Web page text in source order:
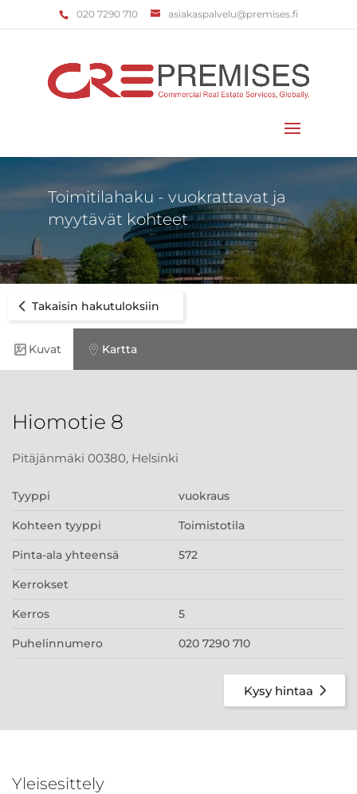
‌020 7290 710 asiakaspalvelu@premises.fi
Toimitilahaku - vuokrattavat ja
myytävät kohteet
Takaisin hakutuloksiin
Kuvat Kartta
Hiomotie 8
Pitäjänmäki 00380, Helsinki
Tyyppi vuokraus
Kohteen tyyppi Toimistotila
Pinta-ala yhteensä 572
Kerrokset
Kerros 5
Puhelinnumero 020 7290 710
Kysy hintaa
Yleisesittely